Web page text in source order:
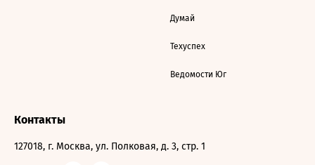
Думай
Техуспех
Ведомости Юг
Контакты
127018, г. Москва, ул. Полковая, д. 3, стр. 1